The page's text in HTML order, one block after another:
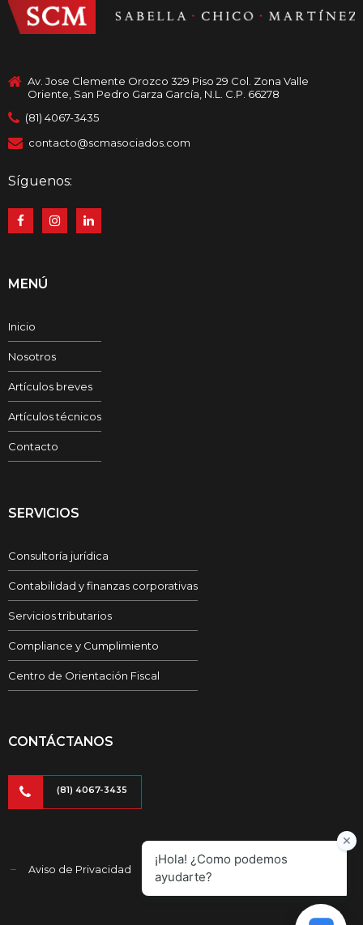
Av. Jose Clemente Orozco 329 Piso 29 Col. Zona Valle
Oriente, San Pedro Garza García, N.L. C.P. 66278
(81) 4067-3435
contacto@scmasociados.com
Síguenos:
MENÚ
Inicio
Nosotros
Artículos breves
Artículos técnicos
Contacto
SERVICIOS
Consultoría jurídica
Contabilidad y finanzas corporativas
Servicios tributarios
Compliance y Cumplimiento
Centro de Orientación Fiscal
CONTÁCTANOS
(81) 4067-3435
Aviso de Privacidad